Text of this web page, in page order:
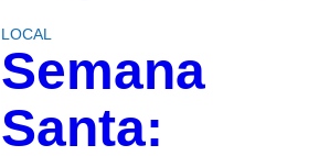
LOCAL
Semana
Santa: